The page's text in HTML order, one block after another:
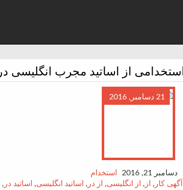
استخدامی از اساتید مجرب انگلیسی در
21 دسامبر, 2016
دسامبر 21, 2016
استخدام
آگهی کار , از , از انگلیسی, از در , اساتید انگلیسی, اساتید در ,